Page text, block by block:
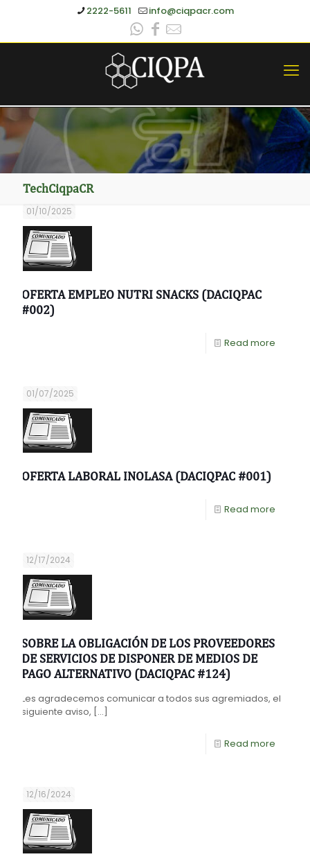
2222-5611 info@ciqpacr.com
TechCiqpaCR
01/10/2025
OFERTA EMPLEO NUTRI SNACKS (DACIQPAC
#002)
Read more
01/07/2025
OFERTA LABORAL INOLASA (DACIQPAC #001)
Read more
12/17/2024
SOBRE LA OBLIGACIÓN DE LOS PROVEEDORES
DE SERVICIOS DE DISPONER DE MEDIOS DE
PAGO ALTERNATIVO (DACIQPAC #124)
Les agradecemos comunicar a todos sus agremiados, el
siguiente aviso, […]
Read more
12/16/2024